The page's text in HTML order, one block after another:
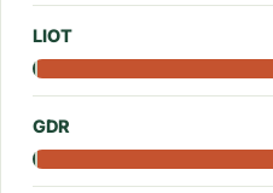
LIOT
GDR